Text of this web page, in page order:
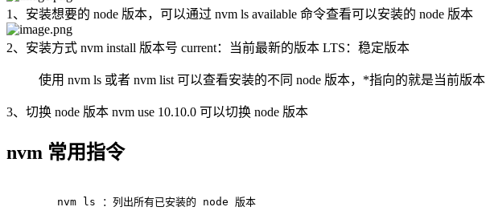
1、安装想要的 node 版本，可以通过 nvm ls available 命令查看可以安装的 node 版本
2、安装方式 nvm install 版本号 current：当前最新的版本 LTS：稳定版本
使用 nvm ls 或者 nvm list 可以查看安装的不同 node 版本，*指向的就是当前版本
3、切换 node 版本 nvm use 10.10.0 可以切换 node 版本
nvm 常用指令
nvm ls ：列出所有已安装的 node 版本